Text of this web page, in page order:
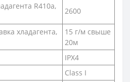
R410a,
2600
хладагента,
15 г/м свыше
20м
IPX4
Class I